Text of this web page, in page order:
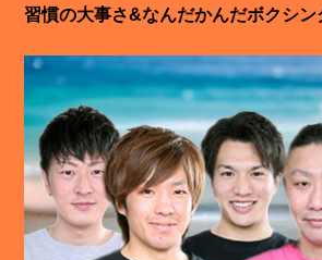
習慣の大事さ&なんだかんだボクシン